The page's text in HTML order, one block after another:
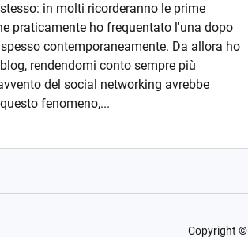
in molti ricorderanno le prime
praticamente ho frequentato l'una dopo
contemporaneamente. Da allora ho
rendendomi conto sempre più
del social networking avrebbe
fenomeno,...
Copyright ©